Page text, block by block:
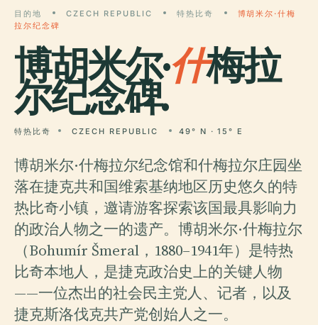
目的地 CZECH REPUBLIC 特热比奇
博胡米尔·什梅
拉尔纪念碑
博胡米尔·什梅拉
尔纪念碑.
特热比奇 CZECH REPUBLIC 49° N · 15° E
博胡米尔·什梅拉尔纪念馆和什梅拉尔庄园坐
落在捷克共和国维索基纳地区历史悠久的特
热比奇小镇，邀请游客探索该国最具影响力
的政治人物之一的遗产。博胡米尔·什梅拉尔
（Bohumír Šmeral，1880–1941年）是特热
比奇本地人，是捷克政治史上的关键人物
——一位杰出的社会民主党人、记者，以及
捷克斯洛伐克共产党创始人之一。